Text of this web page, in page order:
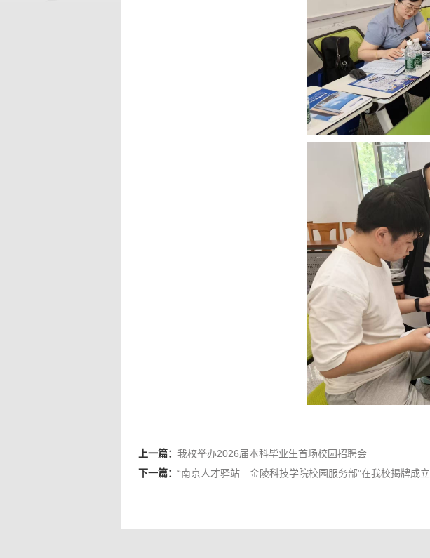
上一篇： 我校举办2026届本科毕业生首场校园招聘会
下一篇： “南京人才驿站—金陵科技学院校园服务部”在我校揭牌成立